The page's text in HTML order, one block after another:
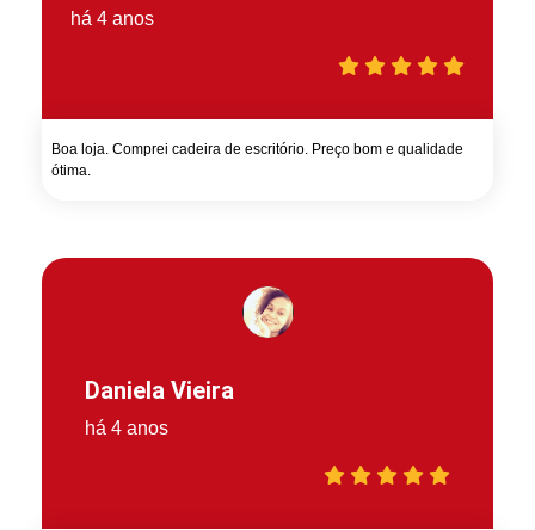
há 4 anos
Boa loja. Comprei cadeira de escritório. Preço bom e qualidade
ótima.
Daniela Vieira
há 4 anos